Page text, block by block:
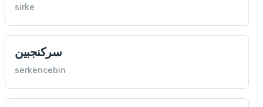
sirke
سركنجبين
serkencebin